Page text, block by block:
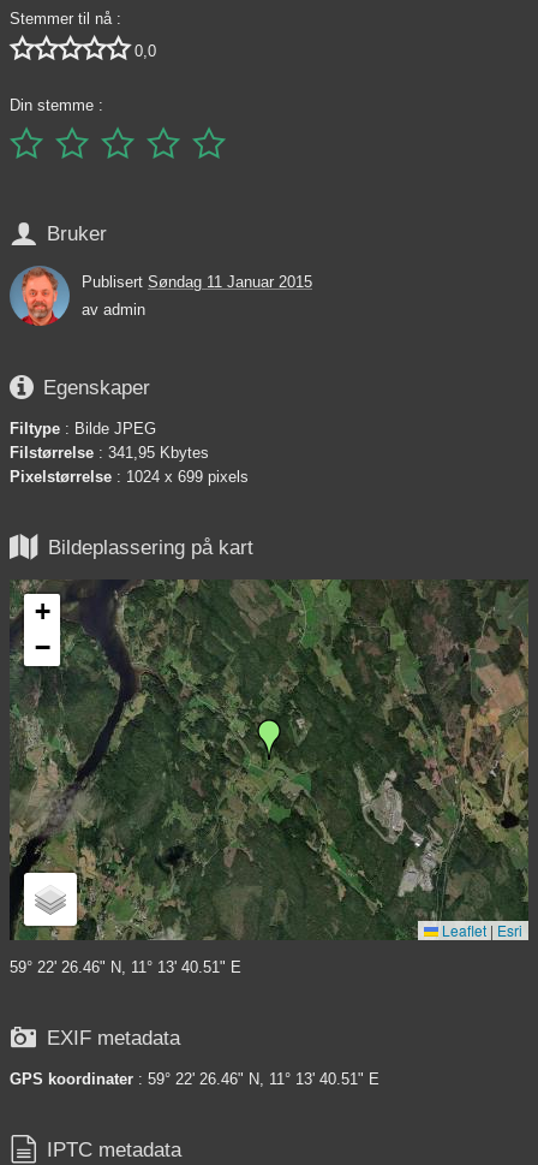
Stemmer til nå :
 0,0
Din stemme :
    
 Bruker
Publisert Søndag 11 Januar 2015
av admin
 Egenskaper
Filtype : Bilde JPEG
Filstørrelse : 341,95 Kbytes
Pixelstørrelse : 1024 x 699 pixels
 Bildeplassering på kart
+
−
Leaflet | Esri
59° 22' 26.46" N, 11° 13' 40.51" E
 EXIF metadata
GPS koordinater : 59° 22' 26.46" N, 11° 13' 40.51" E
 IPTC metadata